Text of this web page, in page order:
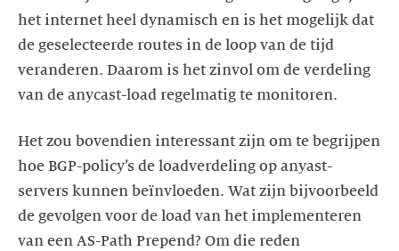
het internet heel dynamisch en is het mogelijk dat
de geselecteerde routes in de loop van de tijd
veranderen. Daarom is het zinvol om de verdeling
Het zou bovendien interessant zijn om te begrijpen
hoe BGP-policy’s de loadverdeling op anyast-
servers kunnen beïnvloeden. Wat zijn bijvoorbeeld
de gevolgen voor de load van het implementeren
van een AS-Path Prepend? Om die reden